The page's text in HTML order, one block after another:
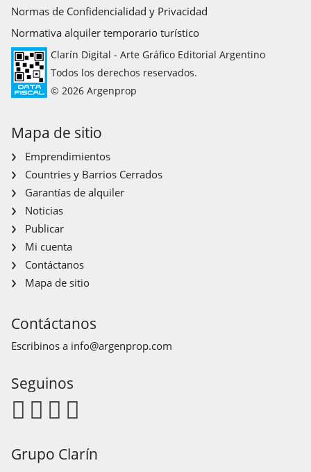
Normas de Confidencialidad y Privacidad
Normativa alquiler temporario turístico
Clarín Digital - Arte Gráfico Editorial Argentino
Todos los derechos reservados.
© 2026 Argenprop
Mapa de sitio
Emprendimientos
Countries y Barrios Cerrados
Garantías de alquiler
Noticias
Publicar
Mi cuenta
Contáctanos
Mapa de sitio
Contáctanos
Escribinos a info@argenprop.com
Seguinos
Grupo Clarín